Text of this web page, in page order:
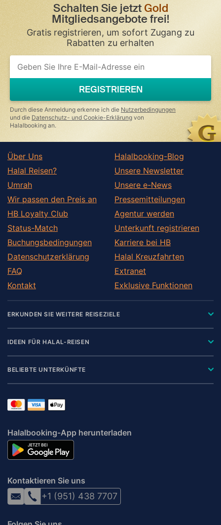
Schalten Sie jetzt Gold
Mitgliedsangebote frei!
Gratis registrieren, um sofort Zugang zu
Rabatten zu erhalten
REGISTRIEREN
Durch diese Anmeldung erkenne ich die Nutzerbedingungen
und die Datenschutz- und Cookie-Erklärung von
Halalbooking an.
Über Uns
Halal Reisen?
Umrah
Wir passen den Preis an
HB Loyalty Club
Status-Match
Buchungsbedingungen
Datenschutzerklärung
FAQ
Kontakt
Halalbooking-Blog
Unsere Newsletter
Unsere e-News
Pressemitteilungen
Agentur werden
Unterkunft registrieren
Karriere bei HB
Halal Kreuzfahrten
Extranet
Exklusive Funktionen
ERKUNDEN SIE WEITERE REISEZIELE
IDEEN FÜR HALAL-REISEN
BELIEBTE UNTERKÜNFTE
Halalbooking-App herunterladen
Kontaktieren Sie uns
+1 (951) 438 7707